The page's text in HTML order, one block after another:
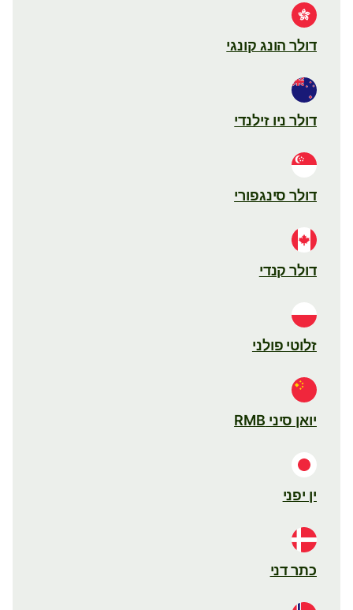
דולר הונג קונגי
דולר ניו זילנדי
דולר סינגפורי
דולר קנדי
זלוטי פולני
יואן סיני RMB
ין יפני
כתר דני